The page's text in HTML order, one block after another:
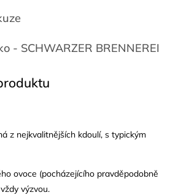
- SCHWARZER BRENNEREI
z nejkvalitnějších kdoulí, s typickým
ovoce (pocházejícího pravděpodobně
výzvou.